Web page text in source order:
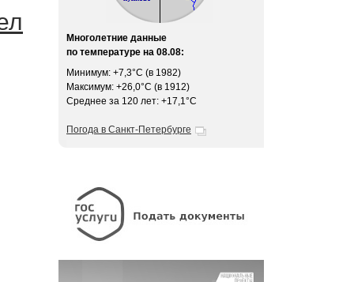
Многолетние данные
по температуре на 08.08:
Минимум: +7,3°C (в 1982)
Максимум: +26,0°C (в 1912)
Среднее за 120 лет: +17,1°C
Погода в Санкт-Петербурге